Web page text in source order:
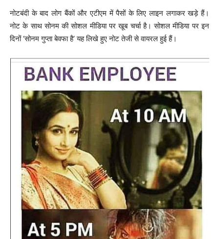
नोटबंदी के बाद लोग बैंकों और एटीएम में पैसों के लिए लाइन लगाकर खड़े हैं।
नोट के साथ सोनम की सोशल मीडिया पर खूब चर्चा है। सोशल मीडिया पर इन
दिनों ‘सोनम गुप्ता बेवफा है’ यह लिखे हुए नोट तेजी से वायरल हुई हैं।